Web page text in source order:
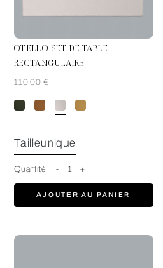
OTELLO SET DE TABLE
RECTANGULAIRE
110,00 €
Tailleunique
Quantité - 1 +
AJOUTER AU PANIER